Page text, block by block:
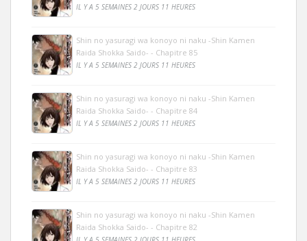
IL Y A 5 SEMAINES 2 JOURS 11 HEURES
Shin no yasuragi wa konoyo ni naku -Shin Kamen
Raida Shokka Saido- - Chapitre 85
IL Y A 5 SEMAINES 2 JOURS 11 HEURES
Shin no yasuragi wa konoyo ni naku -Shin Kamen
Raida Shokka Saido- - Chapitre 84
IL Y A 5 SEMAINES 2 JOURS 11 HEURES
Shin no yasuragi wa konoyo ni naku -Shin Kamen
Raida Shokka Saido- - Chapitre 83
IL Y A 5 SEMAINES 2 JOURS 11 HEURES
Shin no yasuragi wa konoyo ni naku -Shin Kamen
Raida Shokka Saido- - Chapitre 82